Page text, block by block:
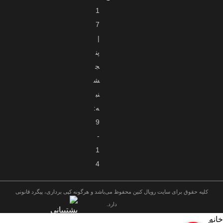
1
7
|
پن
ج
ش
نب
ه:
9
-
1
4
کلیه حقوق برای سایت رویال کنین محفوظ می‌باشد و هرگونه کپی برداری، پیگرد قانونی
دارد.
خانه